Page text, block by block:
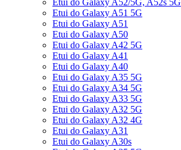
Etui do Galaxy A52/5G, A52s 5G
Etui do Galaxy A51 5G
Etui do Galaxy A51
Etui do Galaxy A50
Etui do Galaxy A42 5G
Etui do Galaxy A41
Etui do Galaxy A40
Etui do Galaxy A35 5G
Etui do Galaxy A34 5G
Etui do Galaxy A33 5G
Etui do Galaxy A32 5G
Etui do Galaxy A32 4G
Etui do Galaxy A31
Etui do Galaxy A30s